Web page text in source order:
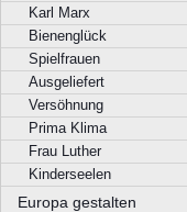
Karl Marx
Bienenglück
Spielfrauen
Ausgeliefert
Versöhnung
Prima Klima
Frau Luther
Kinderseelen
Europa gestalten